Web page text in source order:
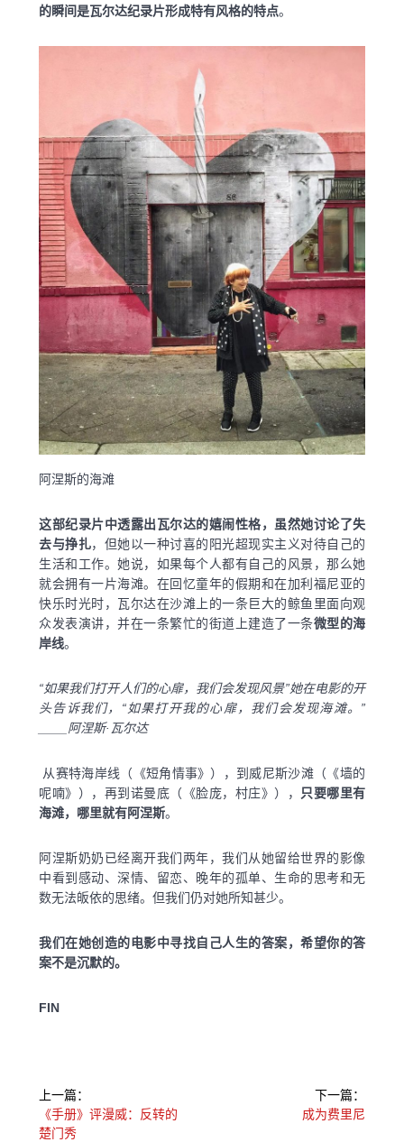
的瞬间是瓦尔达纪录片形成特有风格的特点。
阿涅斯的海滩
这部纪录片中透露出瓦尔达的嬉闹性格，虽然她讨论了失
去与挣扎，但她以一种讨喜的阳光超现实主义对待自己的
生活和工作。她说，如果每个人都有自己的风景，那么她
就会拥有一片海滩。在回忆童年的假期和在加利福尼亚的
快乐时光时，瓦尔达在沙滩上的一条巨大的鲸鱼里面向观
众发表演讲，并在一条繁忙的街道上建造了一条微型的海
岸线。
“如果我们打开人们的心扉，我们会发现风景”她在电影的开
头告诉我们，“如果打开我的心扉，我们会发现海滩。”
____阿涅斯·瓦尔达
从赛特海岸线（《短角情事》），到威尼斯沙滩（《墙的
呢喃》），再到诺曼底（《脸庞，村庄》），
只要哪里有
海滩，哪里就有阿涅斯。
阿涅斯奶奶已经离开我们两年，我们从她留给世界的影像
中看到感动、深情、留恋、晚年的孤单、生命的思考和无
数无法皈依的思绪。但我们仍对她所知甚少。
我们在她创造的电影中寻找自己人生的答案，希望你的答
案不是沉默的。
FIN
章
上一篇：
上
一
《手册》评漫威：反转的
楚门秀
下一篇：
下
成为费里尼